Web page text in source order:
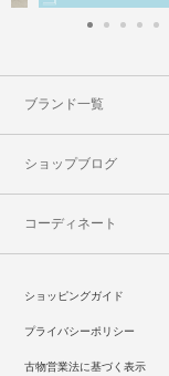
ブランド一覧
ショップブログ
コーディネート
ショッピングガイド
プライバシーポリシー
古物営業法に基づく表示